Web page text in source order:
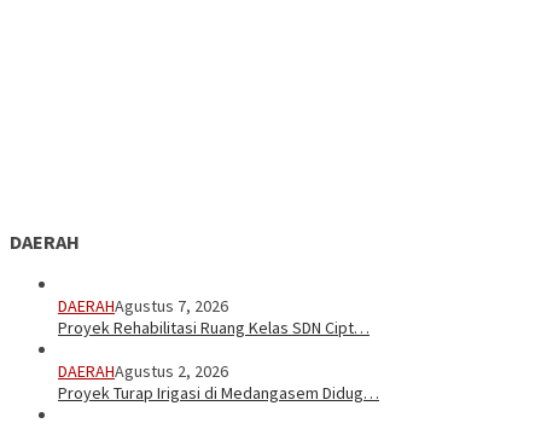
DAERAH
DAERAHAgustus 7, 2026
Proyek Rehabilitasi Ruang Kelas SDN Cipt…
DAERAHAgustus 2, 2026
Proyek Turap Irigasi di Medangasem Didug…